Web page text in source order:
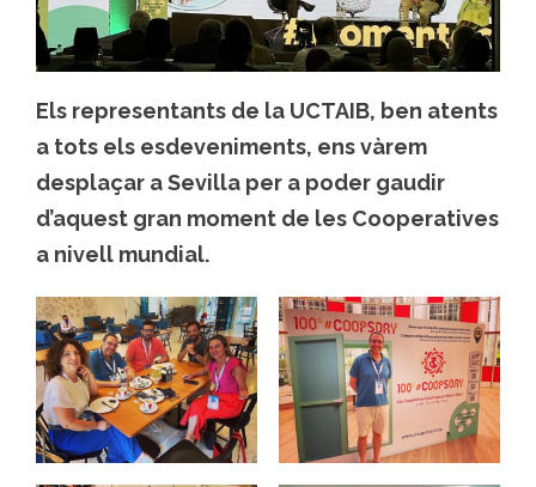
Els representants de la UCTAIB, ben atents
a tots els esdeveniments, ens vàrem
desplaçar a Sevilla per a poder gaudir
d’aquest gran moment de les Cooperatives
a nivell mundial.